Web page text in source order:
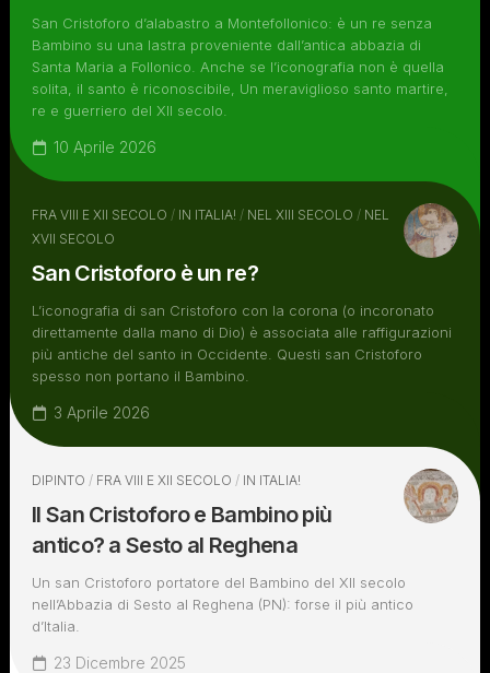
San Cristoforo d’alabastro a Montefollonico: è un re senza
Bambino su una lastra proveniente dall’antica abbazia di
Santa Maria a Follonico. Anche se l’iconografia non è quella
solita, il santo è riconoscibile, Un meraviglioso santo martire,
re e guerriero del XII secolo.
10 Aprile 2026
FRA VIII E XII SECOLO / IN ITALIA! / NEL XIII SECOLO / NEL
XVII SECOLO
San Cristoforo è un re?
L’iconografia di san Cristoforo con la corona (o incoronato
direttamente dalla mano di Dio) è associata alle raffigurazioni
più antiche del santo in Occidente. Questi san Cristoforo
spesso non portano il Bambino.
3 Aprile 2026
DIPINTO / FRA VIII E XII SECOLO / IN ITALIA!
Il San Cristoforo e Bambino più
antico? a Sesto al Reghena
Un san Cristoforo portatore del Bambino del XII secolo
nell’Abbazia di Sesto al Reghena (PN): forse il più antico
d’Italia.
23 Dicembre 2025